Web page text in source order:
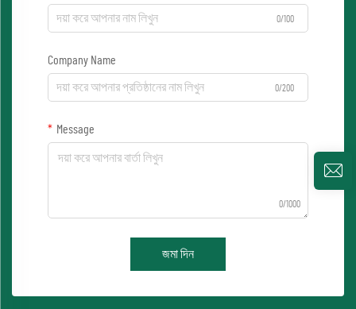
0/100
Company Name
0/200
Message
0/1000
জমা দিন